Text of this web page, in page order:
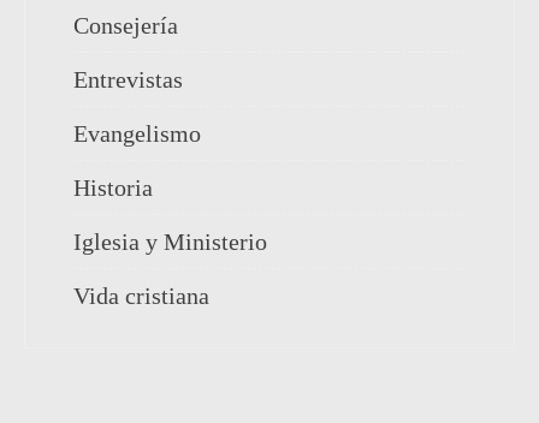
Consejería
Entrevistas
Evangelismo
Historia
Iglesia y Ministerio
Vida cristiana